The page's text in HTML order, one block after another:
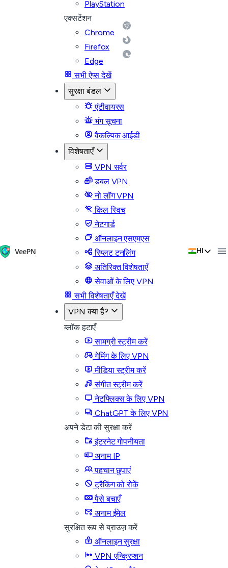
PlayStation
एक्सटेंशन
Chrome
Firefox
Edge
सभी ऐप्स देखें
सुरक्षा बंडल
एंटीवायरस
भंग सूचना
वैकल्पिक आईडी
विशेषताएँ
VPN सर्वर
डबल VPN
नो लॉग VPN
किल स्विच
नेटगार्ड
ऑनलाइन एसएमएस
स्प्लिट टनलिंग
अतिरिक्त विशेषताएँ
सेवाओं के लिए VPN
सभी विशेषताएँ देखें
VPN क्या है?
ब्लॉक हटाएँ
सामग्री स्ट्रीम करें
गेमिंग के लिए VPN
मीडिया स्ट्रीम करें
संगीत स्ट्रीम करें
नेटफ्लिक्स के लिए VPN
ChatGPT के लिए VPN
अपने डेटा की सुरक्षा करें
इंटरनेट गोपनीयता
अनाम IP
पहचान छुपाएं
ट्रैकिंग को रोकें
पैसे बचाएँ
अनाम ईमेल
सुरक्षित रूप से ब्राउज़ करें
ऑनलाइन सुरक्षा
VPN एन्क्रिप्शन
HI